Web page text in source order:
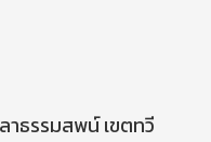
ธรรมสพน์ เขตทวี